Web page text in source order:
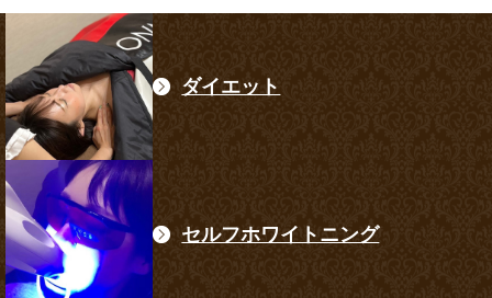
ダイエット
セルフホワイトニング